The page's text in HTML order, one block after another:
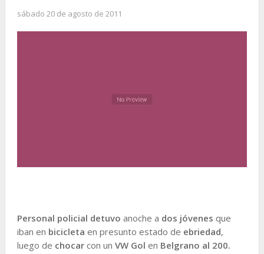
sábado 20 de agosto de 2011
Personal policial detuvo anoche a dos jóvenes que
iban en bicicleta en presunto estado de ebriedad,
luego de chocarcon un VW Gol en Belgrano al 200.